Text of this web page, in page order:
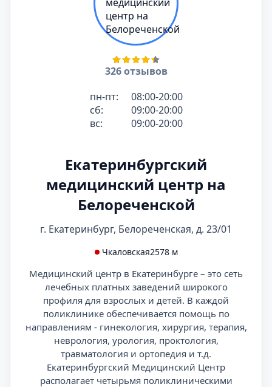
326 отзывов
пн-пт:
08:00-20:00
сб:
09:00-20:00
вс:
09:00-20:00
Екатеринбургский
медицинский центр на
Белореченской
г. Екатеринбург, Белореченская, д. 23/01
Чкаловская2578 м
Медицинский центр в Екатеринбурге – это сеть
лечебных платных заведений широкого
профиля для взрослых и детей. В каждой
поликлинике обеспечивается помощь по
направлениям - гинекология, хирургия, терапия,
неврология, урология, проктология,
травматология и ортопедия и т.д.
Екатеринбургский Медицинский Центр
располагает четырьмя поликлиническими